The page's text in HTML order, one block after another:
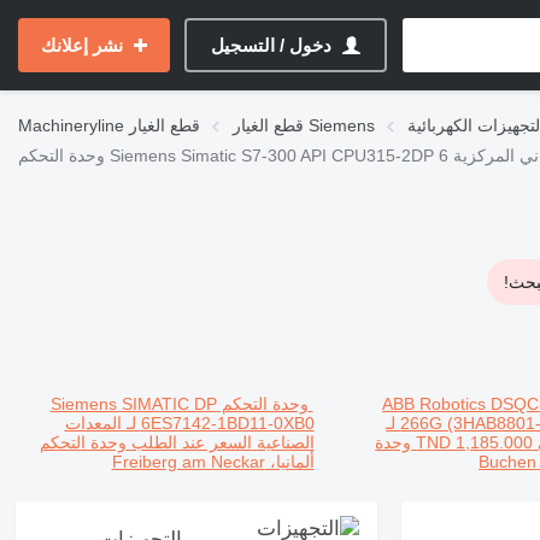
دخول / التسجيل نشر إعلانك
Machineryline قطع الغيار قطع الغيار Siemens
وحدة التحكم ABB Robotics DSQC
266G (3HAB8801-1) Drive Unit لـ
TND 1,185.000 وحدة
وحدة التحكم Siemens SIMATIC DP
6ES7142-1BD11-0XB0 لـ المعدات
الصناعية السعر عند الطلب وحدة التحكم
ألمانيا، Freiberg am Neckar